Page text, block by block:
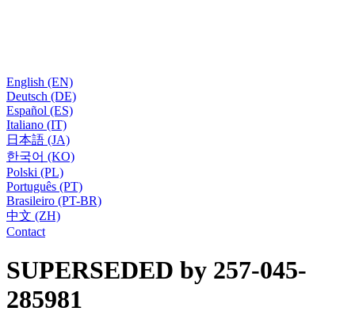
English (EN)
Deutsch (DE)
Español (ES)
Italiano (IT)
日本語 (JA)
한국어 (KO)
Polski (PL)
Português (PT)
Brasileiro (PT-BR)
中文 (ZH)
Contact
SUPERSEDED by 257-045-
285981